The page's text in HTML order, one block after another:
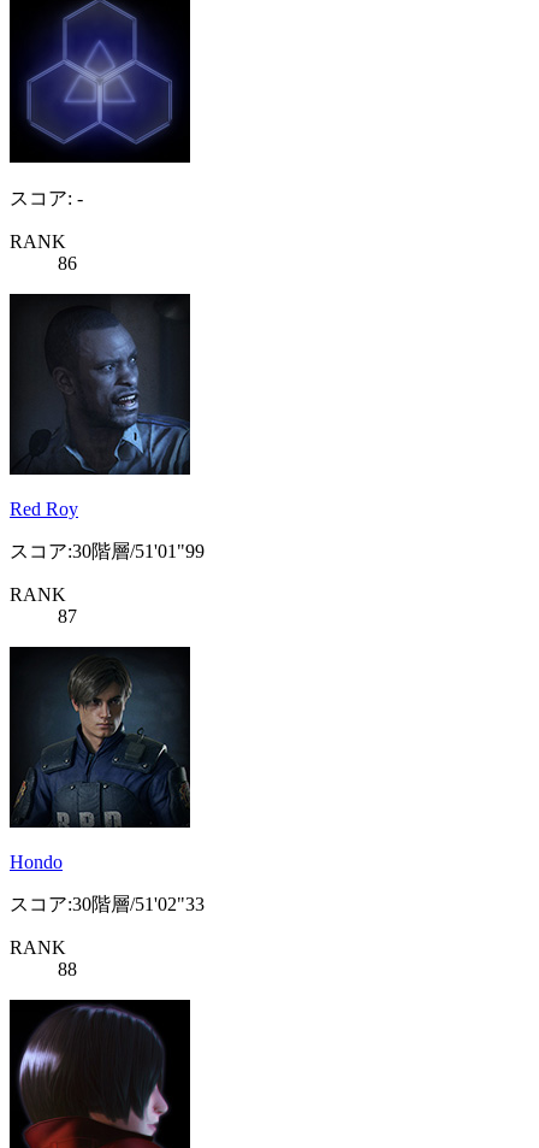
スコア: -
RANK
86
Red Roy
スコア:30階層/51'01"99
RANK
87
Hondo
スコア:30階層/51'02"33
RANK
88